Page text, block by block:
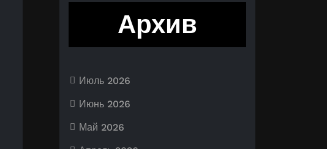
Архив
Июль 2026
Июнь 2026
Май 2026